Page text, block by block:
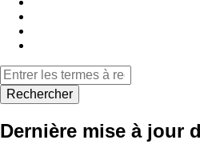
Rechercher
Dernière mise à jour